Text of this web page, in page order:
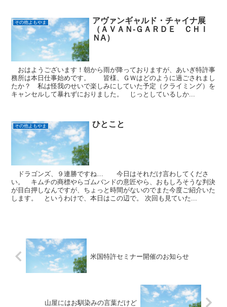
その他よもやま
アヴァンギャルド・チャイナ展
（ＡＶＡＮ-ＧＡＲＤＥ ＣＨＩ
ＮA）
おはようございます！朝から雨が降っておりますが、あいぎ特許事
務所は本日仕事始めです。 皆様、ＧＷはどのように過ごされまし
たか？ 私は怪我のせいで楽しみにしていた予定（クライミング）を
キャンセルして暴れずにおりました。 じっとしているしか...
その他よもやま ひとこと
ドラゴンズ、９連勝ですね… 今日はそれだけ言わしてくださ
い。 キムチの商標やらゴムバンドの意匠やら、おもしろそうな判決
が目白押しなんですが、ちょっと時間がないのでまた今度ご紹介いた
します。 というわけで、本日はこの辺で。 次回も見ていた...
米国特許セミナー開催のお知らせ
山屋にはお馴染みの言葉だけど